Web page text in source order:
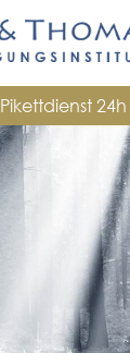
Pikettdienst 24h